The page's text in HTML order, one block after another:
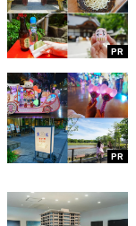
PR
PR